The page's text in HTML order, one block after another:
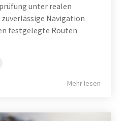
unter realen
Navigation
festgelegte Routen
Mehr lesen